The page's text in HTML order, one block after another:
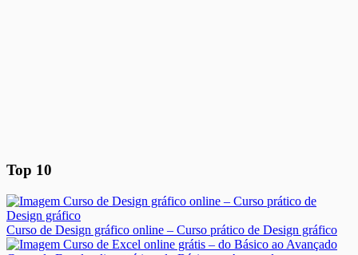
Top 10
Curso de Design gráfico online – Curso prático de Design gráfico